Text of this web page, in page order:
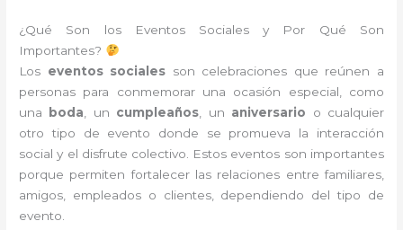
¿Qué Son los Eventos Sociales y Por Qué Son
Importantes?
Los eventos sociales son celebraciones que reúnen a
personas para conmemorar una ocasión especial, como
una
boda , un cumpleaños , un aniversario o cualquier
otro tipo de evento donde se promueva la interacción
social y el disfrute colectivo. Estos eventos son importantes
porque permiten fortalecer las relaciones entre familiares,
amigos, empleados o clientes, dependiendo del tipo de
evento.